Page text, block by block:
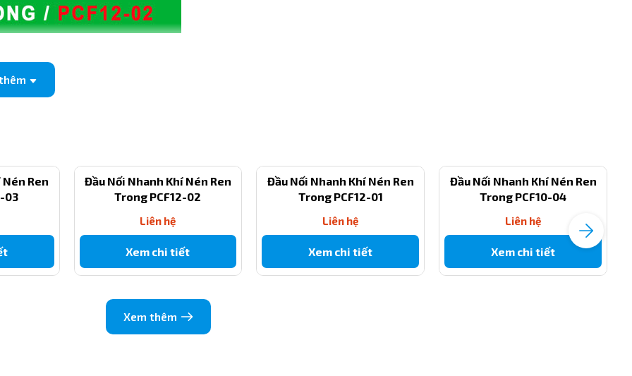
Ren
03
Đầu Nối Nhanh Khí Nén Ren
Trong PCF12-02
Liên hệ
Xem chi tiết
Đầu Nối Nhanh Khí Nén Ren
Trong PCF12-01
Liên hệ
Xem chi tiết
Đầu Nối Nhanh Khí Nén Ren
Trong PCF10-04
Liên hệ
Xem chi tiết
Xem thêm